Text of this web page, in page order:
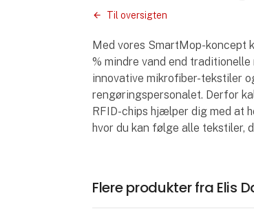
Til oversigten
Med vores SmartMop-koncept
% mindre vand end
innovative mikrofiber-tekstiler
rengøringspersonalet. Derfor
RFID-chips hjælper dig med at
hvor du kan følge alle tekstiler,
Flere produkter fra Elis